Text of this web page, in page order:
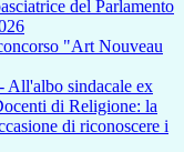
del Parlamento
"Art Nouveau
All'albo sindacale ex
di Religione: la
di riconoscere i